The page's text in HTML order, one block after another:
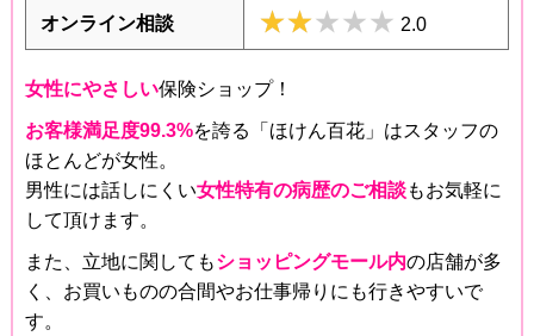
オンライン相談 ★★★★★
★★★★★ 2.0
女性にやさしい保険ショップ！
お客様満足度99.3%を誇る「ほけん百花」はスタッフの
ほとんどが女性。
男性には話しにくい女性特有の病歴のご相談もお気軽に
して頂けます。
また、立地に関してもショッピングモール内の店舗が多
く、お買いものの合間やお仕事帰りにも行きやすいで
す。